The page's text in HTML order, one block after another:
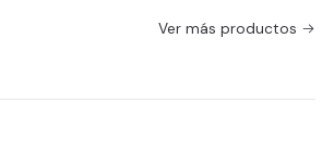
Ver más productos